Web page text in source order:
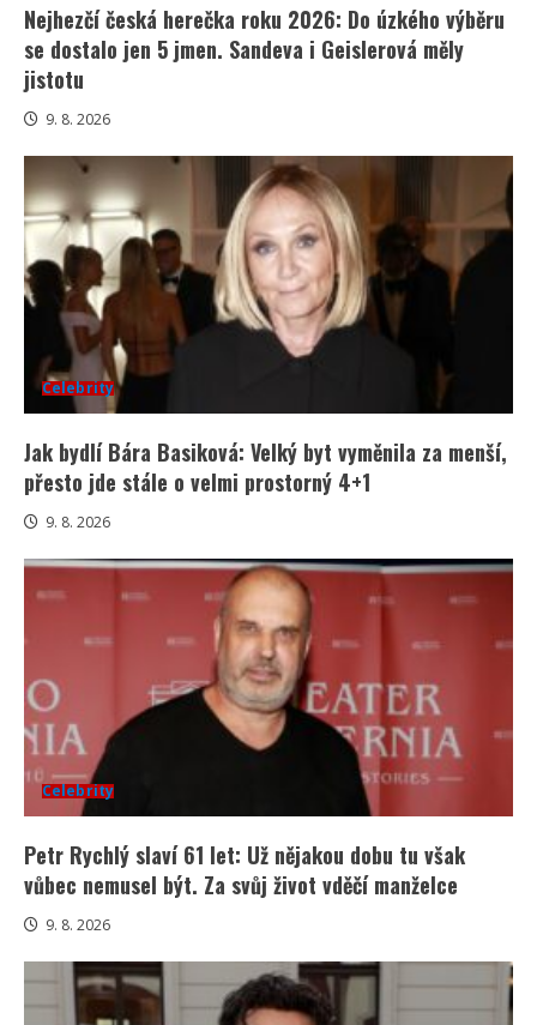
Nejhezčí česká herečka roku 2026: Do úzkého výběru
se dostalo jen 5 jmen. Sandeva i Geislerová měly
jistotu
9. 8. 2026
Celebrity
Jak bydlí Bára Basiková: Velký byt vyměnila za menší,
přesto jde stále o velmi prostorný 4+1
9. 8. 2026
Celebrity
Petr Rychlý slaví 61 let: Už nějakou dobu tu však
vůbec nemusel být. Za svůj život vděčí manželce
9. 8. 2026